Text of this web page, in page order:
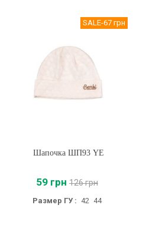
SALE-67 грн
Шапочка ШП93 YE
59 грн 126 грн
Размер ГУ : 42 44